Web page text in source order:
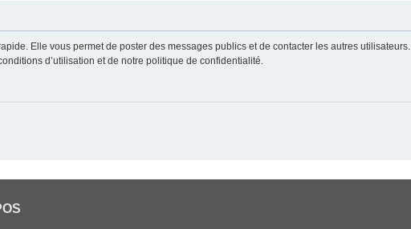
Elle vous permet de poster des messages publics et de contacter les autres utilisateurs.
d’utilisation et de notre politique de confidentialité.